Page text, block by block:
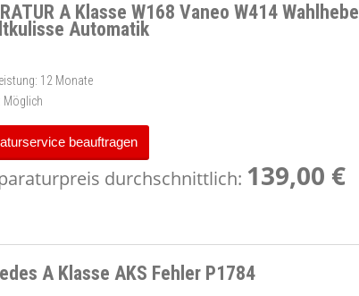
A Klasse W168 Vaneo W414 Wahlhebel
Automatik
12 Monate
Möglich
beauftragen
durchschnittlich: 139,00 €
A Klasse AKS Fehler P1784